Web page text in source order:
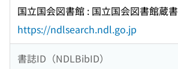
国立国会図書館 : 国立国会図書館蔵書
https://ndlsearch.ndl.go.jp
書誌ID（NDLBibID）